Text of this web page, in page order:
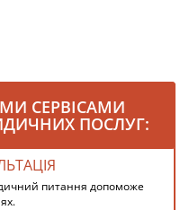
СЕРВІСАМИ
ПОСЛУГ:
питання допоможе